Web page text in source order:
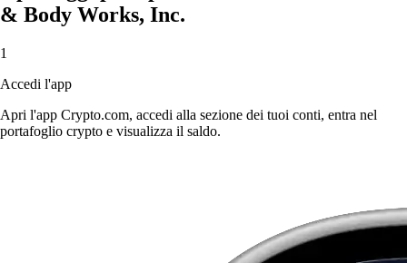
& Body Works, Inc.
1
Accedi l'app
Apri l'app Crypto.com, accedi alla sezione dei tuoi conti, entra nel
portafoglio crypto e visualizza il saldo.